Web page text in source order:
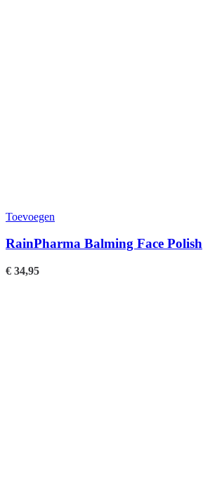
Toevoegen
RainPharma Balming Face Polish
€ 34,95